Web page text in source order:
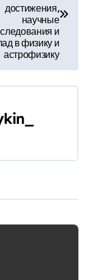
достижения,
научные
и
в физику и
астрофизику